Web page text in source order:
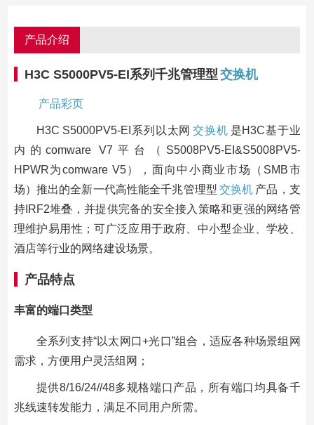
产品介绍
H3C S5000PV5-EI系列千兆管理型 交换机
产品彩页
H3C S5000PV5-EI系列以太网 交换机 是H3C基于业
内的comware V7平台（S5008PV5-EI&S5008PV5-
HPWR为comware V5），面向中小商业市场（SMB市
场）推出的全新一代高性能全千兆管理型 交换机 产品，支
持IRF2堆叠，并提供完备的安全接入策略和更强的网络管
理维护易用性；可广泛应用于政府、中小型企业、学校、
酒店等行业的网络建设场景。
产品特点
丰富的端口类型
全系列支持“以太网口+光口”组合，适应各种场景组网
需求，方便用户灵活组网；
提供8/16/24//48多规格端口产品，所有端口均具备千
兆线速转发能力，满足不同用户所需。